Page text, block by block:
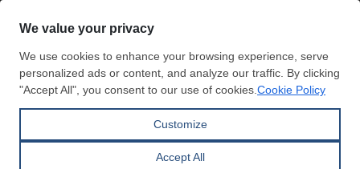
Presentazione
Contattaci
Termini di utilizzo
Politica di riservatezza
Prezzi e indici
Prezzi giornalieri rottame
Marketplace Inc.
Tutti i diritti riservati